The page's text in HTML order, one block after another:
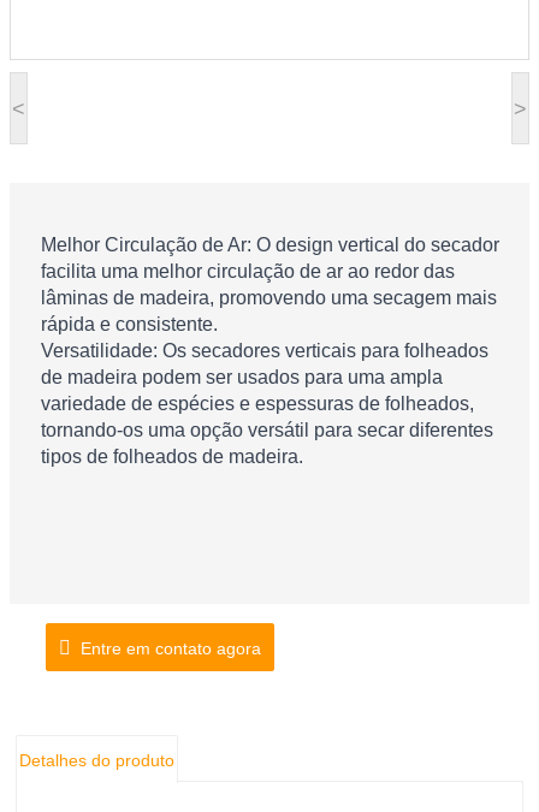
< >
Melhor Circulação de Ar: O design vertical do secador
facilita uma melhor circulação de ar ao redor das
lâminas de madeira, promovendo uma secagem mais
rápida e consistente.
Versatilidade: Os secadores verticais para folheados
de madeira podem ser usados ​​para uma ampla
variedade de espécies e espessuras de folheados,
tornando-os uma opção versátil para secar diferentes
tipos de folheados de madeira.
Entre em contato agora
Detalhes do produto